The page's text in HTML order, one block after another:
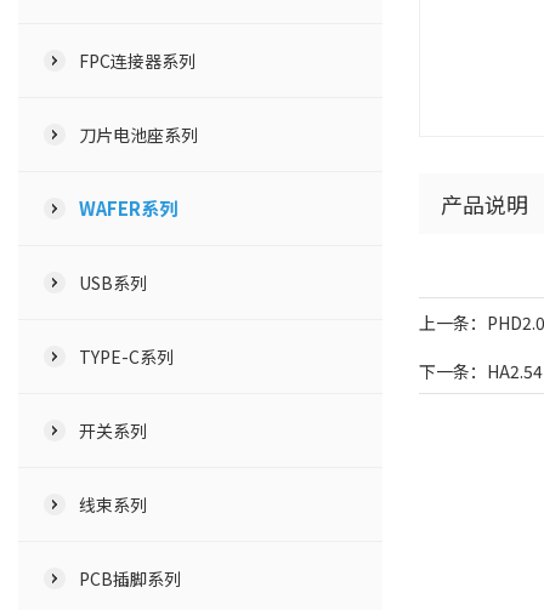
FPC连接器系列
刀片电池座系列
WAFER系列
USB系列
TYPE-C系列
开关系列
线束系列
PCB插脚系列
产品说明
上一条：
下一条：